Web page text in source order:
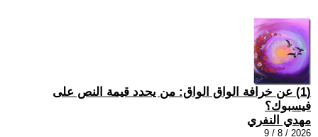
(1) عن خرافة الواق الواق: من يحدد قيمة النص على
فيسبوك؟
مهدي النفري
2026 / 8 / 9